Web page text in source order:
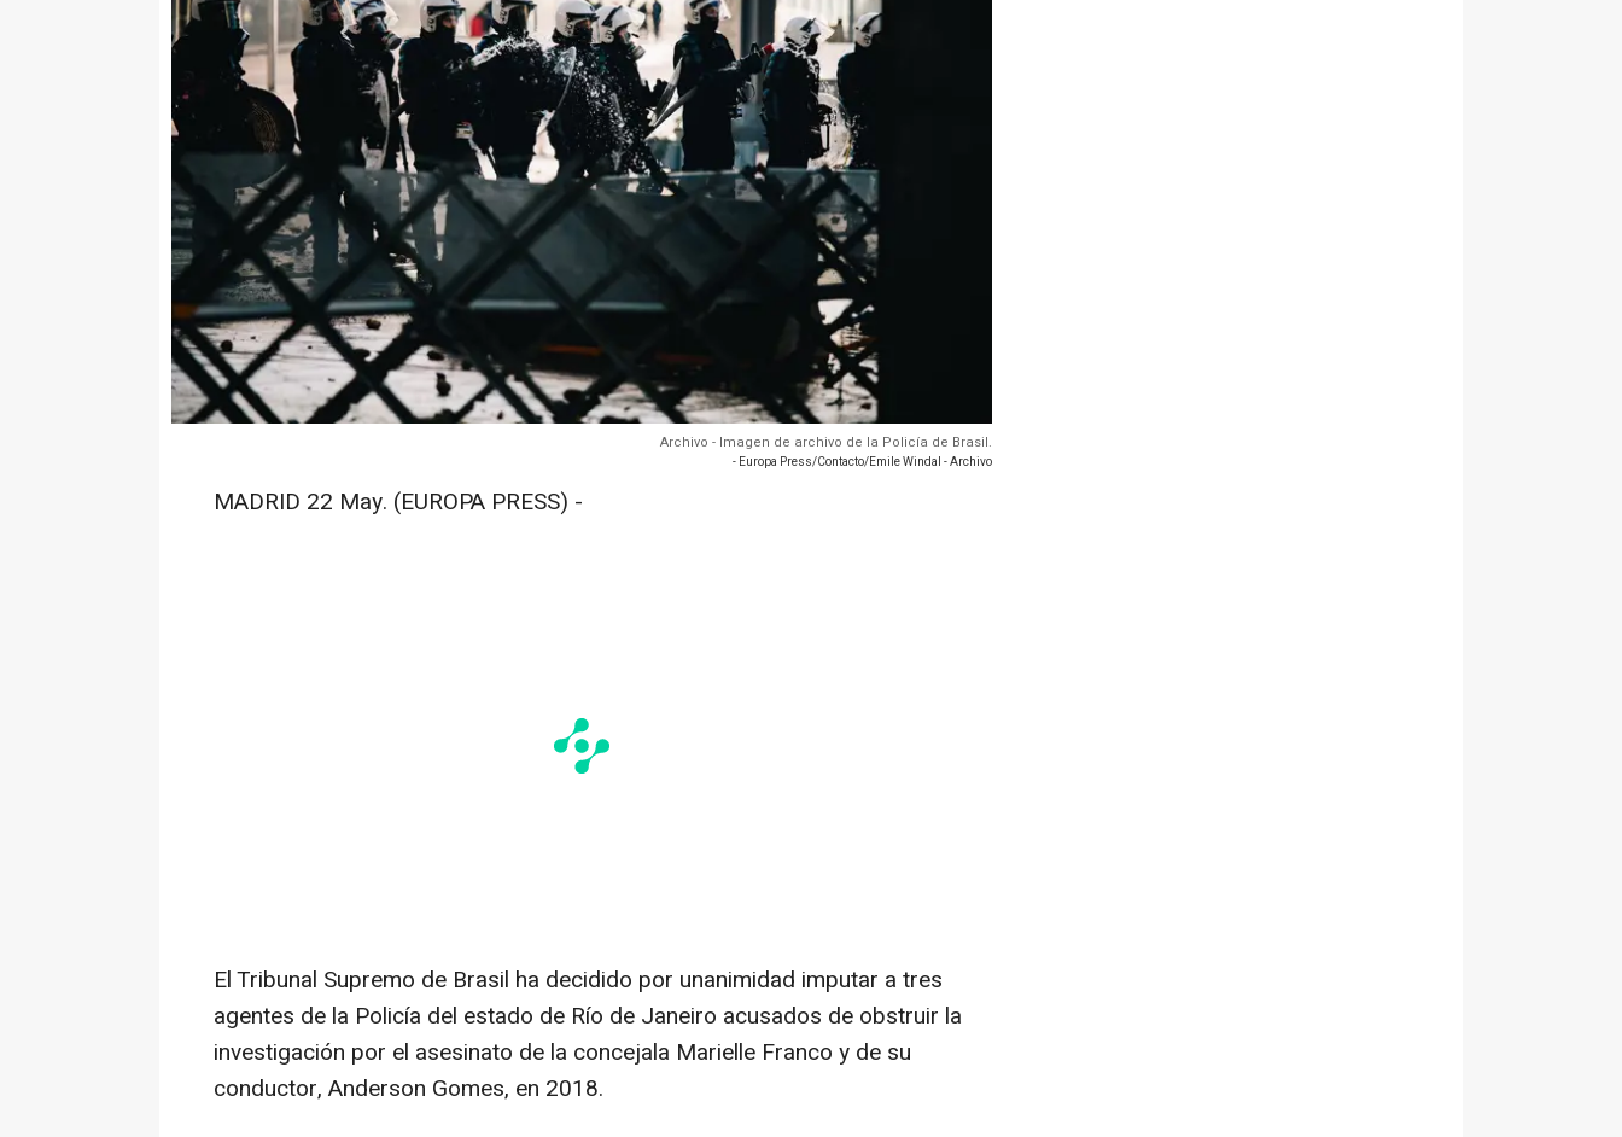
Archivo - Imagen de archivo de la Policía de Brasil.
- Europa Press/Contacto/Emile Windal - Archivo
MADRID 22 May. (EUROPA PRESS) -
El Tribunal Supremo de Brasil ha decidido por unanimidad imputar a tres
agentes de la Policía del estado de Río de Janeiro acusados de obstruir la
investigación por el asesinato de la concejala Marielle Franco y de su
conductor, Anderson Gomes, en 2018.